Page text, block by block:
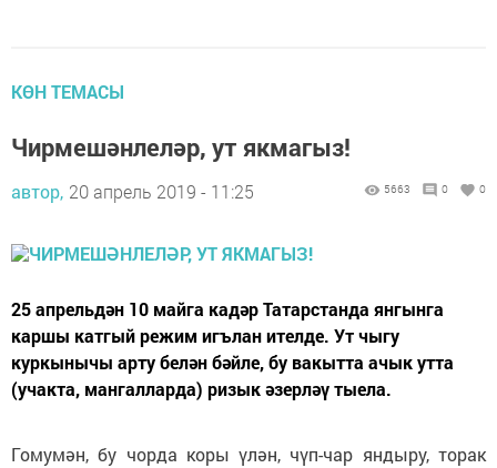
КӨН ТЕМАСЫ
Чирмешәнлеләр, ут якмагыз!
автор, 20 апрель 2019 - 11:25 5663 0 0
25 апрельдән 10 майга кадәр Татарстанда янгынга
каршы катгый режим игълан ителде. Ут чыгу
куркынычы арту белән бәйле, бу вакытта ачык утта
(учакта, мангалларда) ризык әзерләү тыела.
Гомумән, бу чорда коры үлән, чүп-чар яндыру, торак